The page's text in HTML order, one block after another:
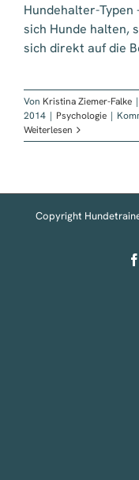
Hundehalter-Typen
sich Hunde halten,
sich direkt auf die
Von Kristina Ziemer-Falke |
2014 | Psychologie |
Weiterlesen
Copyright